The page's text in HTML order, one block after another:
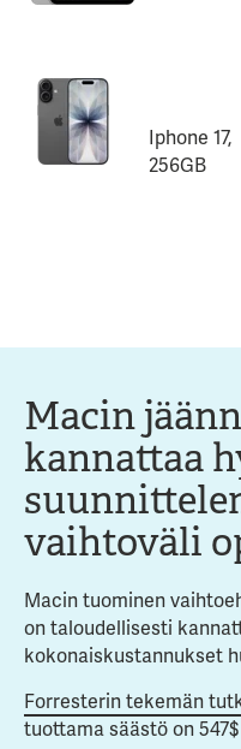
Iphone 17,
256GB
Macin
kannattaa
vaihtoväli
Macin tuominen
on taloudellisesti
kokonaiskustannukset
Forresterin tekemän
tuottama säästö on